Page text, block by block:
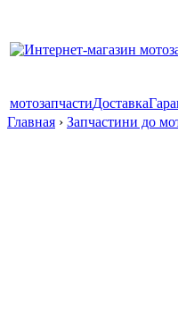
мотозапчастиДоставка
Главная › Запчастини до